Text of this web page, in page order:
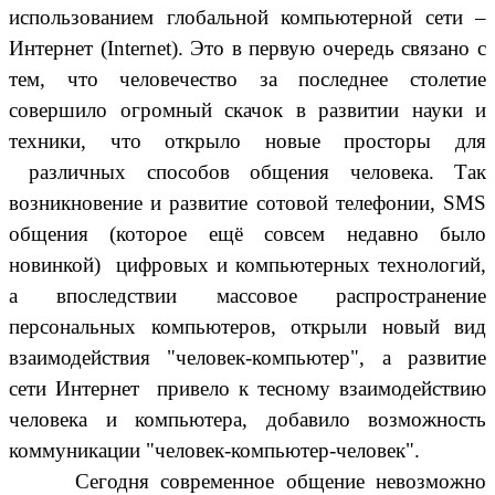
использованием глобальной компьютерной сети –
Интернет (Internet). Это в первую очередь связано с
тем, что человечество за последнее столетие
совершило огромный скачок в развитии науки и
техники, что открыло новые просторы для
различных способов общения человека. Так
возникновение и развитие сотовой телефонии, SMS
общения (которое ещё совсем недавно было
новинкой) цифровых и компьютерных технологий,
а впоследствии массовое распространение
персональных компьютеров, открыли новый вид
взаимодействия "человек-компьютер", а развитие
сети Интернет привело к тесному взаимодействию
человека и компьютера, добавило возможность
коммуникации "человек-компьютер-человек".
Сегодня современное общение невозможно